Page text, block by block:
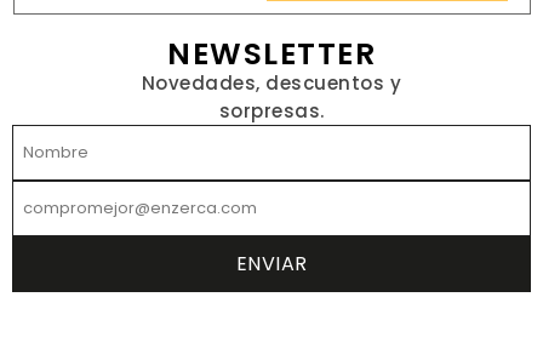
NEWSLETTER
Novedades, descuentos y
sorpresas.